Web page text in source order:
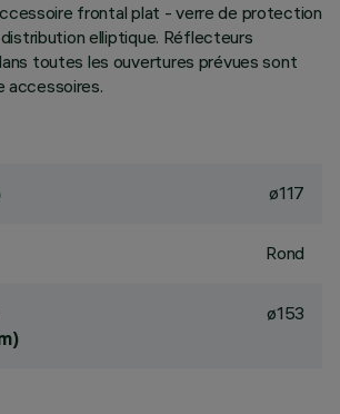
frontal plat - verre de protection
elliptique. Réflecteurs
toutes les ouvertures prévues sont
accessoires.
ø117
Rond
ø153